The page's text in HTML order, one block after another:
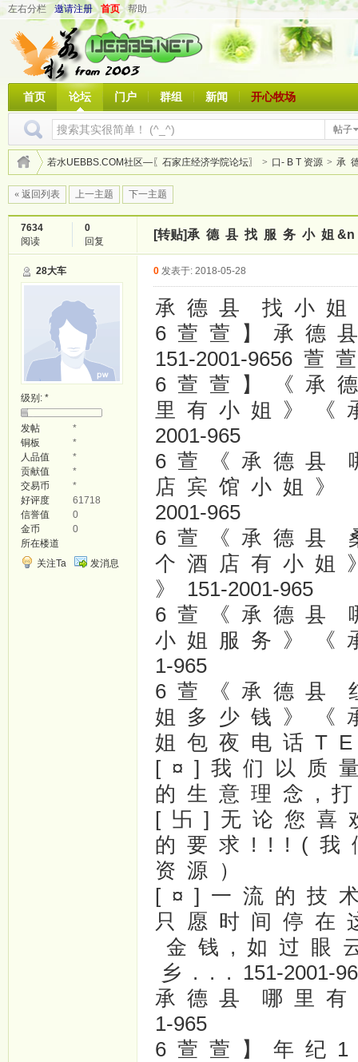
左右分栏 邀请注册 首页 帮助
首页 论坛 门户 群组 新闻 开心牧场
帖子
若水UEBBS.COM社区—〖石家庄经济学院论坛〗 > 口- B T 资源 > 承
« 返回列表 上一主题 下一主题
7634
阅读
0
回复
[转贴]承 德 县 找 服 务 小 姐 &n
28大车
级别: *
发帖
*
铜板
*
人品值
*
贡献值
*
交易币
*
好评度
61718
信誉值
0
金币
0
所在楼道
关注Ta
发消息
0 发表于: 2018-05-28
承 德 县 找 小 姐
6 萱 萱 】 承 德
151-2001-9656 萱
6 萱 萱 】 《 承
里 有 小 姐 》 《
2001-965
6 萱 《 承 德 县
店 宾 馆 小 姐 》
2001-965
6 萱 《 承 德 县
个 酒 店 有 小 姐
》 151-2001-965
6 萱 《 承 德 县
小 姐 服 务 》 《
1-965
6 萱 《 承 德 县
姐 多 少 钱 》
姐 包 夜 电 话 T
[ ¤ ] 我 们 以 质
的 生 意 理 念 ,
[ 卐 ] 无 论 您 喜
的 要 求 ! ! ! ( 我
资 源 ）
[ ¤ ] 一 流 的 技
只 愿 时 间 停 在
金 钱 , 如 过 眼
乡 . . . 151-2001-
承 德 县 哪 里 有
1-965
6 萱 萱 】 年 纪